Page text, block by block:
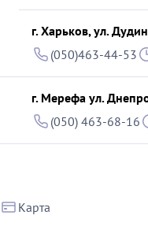
г. Харьков, ул.
(050)463-44-53
г. Мерефа ул.
(050) 463-68-16
Карта